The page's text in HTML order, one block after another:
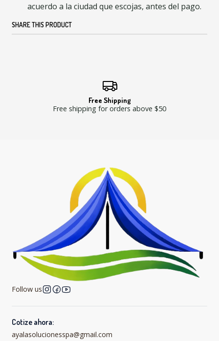
acuerdo a la ciudad que escojas, antes del pago.
SHARE THIS PRODUCT
Free Shipping
Free shipping for orders above $50
Follow us
Cotize ahora:
ayalasolucionesspa@gmail.com